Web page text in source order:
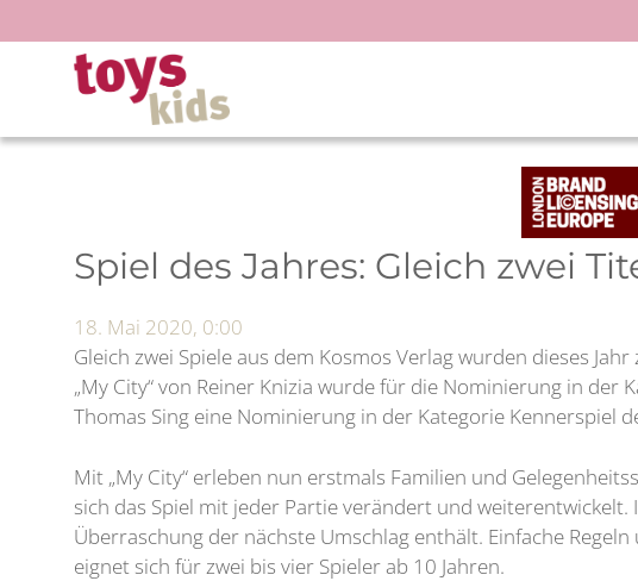
Inhalt
springen
Spiel des Jahres: Gleich zwei
18. Mai 2020, 0:00
Gleich zwei Spiele aus dem Kosmos Verlag wurden dieses
„My City“ von Reiner Knizia wurde für die Nominierung in der
Thomas Sing eine Nominierung in der Kategorie Kennerspiel
Mit „My City“ erleben nun erstmals Familien und
sich das Spiel mit jeder Partie verändert und
Überraschung der nächste Umschlag enthält. Einfache
eignet sich für zwei bis vier Spieler ab 10 Jahren.